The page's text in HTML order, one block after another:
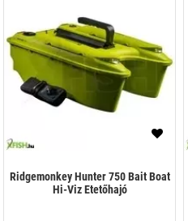
Ridgemonkey Hunter 750 Bait Boat
Hi-Viz Etetőhajó